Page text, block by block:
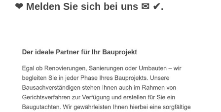
❤ Melden Sie sich bei uns ✉ ✔.